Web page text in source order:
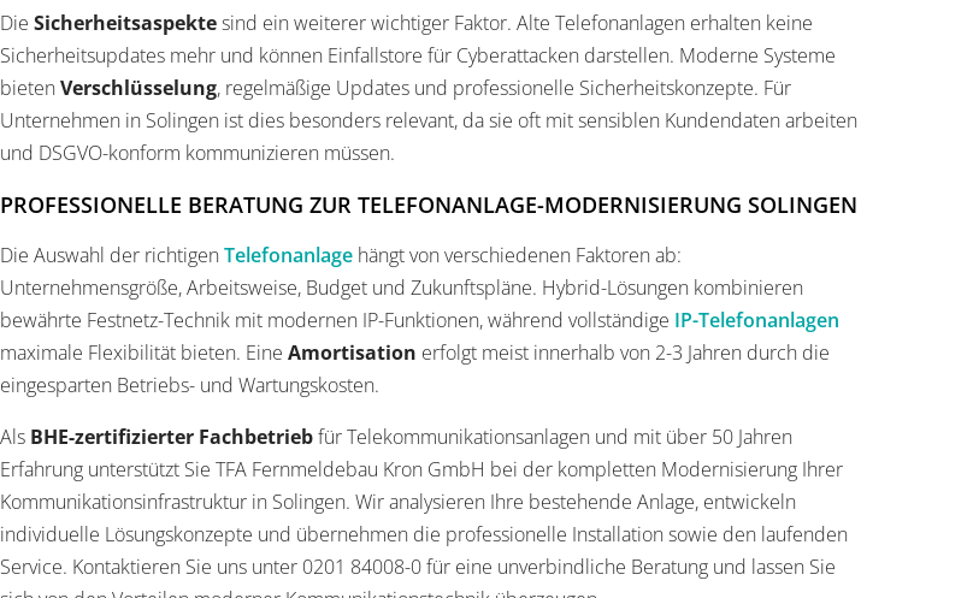
Die Sicherheitsaspektesind ein weiterer wichtiger Faktor. Alte Telefonanlagen erhalten keine
Sicherheitsupdates mehr und können Einfallstore für Cyberattacken darstellen. Moderne Systeme
bietenVerschlüsselung, regelmäßige Updates und professionelle Sicherheitskonzepte. Für
Unternehmen in Solingen ist dies besonders relevant, da sie oft mit sensiblen Kundendaten arbeiten
und DSGVO-konform kommunizieren müssen.
PROFESSIONELLE BERATUNG ZUR TELEFONANLAGE-MODERNISIERUNG SOLINGEN
Die Auswahl der richtigenTelefonanlage hängt von verschiedenen Faktoren ab:
Unternehmensgröße, Arbeitsweise, Budget und Zukunftspläne. Hybrid-Lösungen kombinieren
bewährte Festnetz-Technik mit modernen IP-Funktionen, während vollständige IP-Telefonanlagen
maximale Flexibilität bieten. Eine Amortisation erfolgt meist innerhalb von 2-3 Jahren durch die
eingesparten Betriebs- und Wartungskosten.
Als BHE-zertifizierter Fachbetriebfür Telekommunikationsanlagen und mit über 50 Jahren
Erfahrung unterstützt Sie TFA Fernmeldebau Kron GmbH bei der kompletten Modernisierung Ihrer
Kommunikationsinfrastruktur in Solingen. Wir analysieren Ihre bestehende Anlage, entwickeln
individuelle Lösungskonzepte und übernehmen die professionelle Installation sowie den laufenden
Service. Kontaktieren Sie uns unter 0201 84008-0 für eine unverbindliche Beratung und lassen Sie